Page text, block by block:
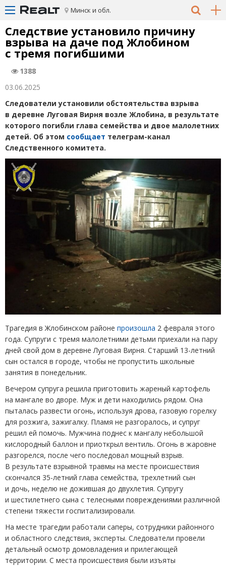
Минск и обл.
Следствие установило причину
взрыва на даче под Жлобином
с тремя погибшими
1388
03.06.2025
Следователи установили обстоятельства взрыва
в деревне Луговая Вирня возле Жлобина, в результате
которого погибли глава семейства и двое малолетних
детей. Об этом сообщает телеграм-канал
Следственного комитета.
Трагедия в Жлобинском районе произошла 2 февраля этого
года. Супруги с тремя малолетними детьми приехали на пару
дней свой дом в деревне Луговая Вирня. Старший 13-летний
сын остался в городе, чтобы не пропустить школьные
занятия в понедельник.
Вечером супруга решила приготовить жареный картофель
на мангале во дворе. Муж и дети находились рядом. Она
пыталась развести огонь, используя дрова, газовую горелку
для розжига, зажигалку. Пламя не разгоралось, и супруг
решил ей помочь. Мужчина поднес к мангалу небольшой
кислородный баллон и приоткрыл вентиль. Огонь в жаровне
разгорелся, после чего последовал мощный взрыв.
В результате взрывной травмы на месте происшествия
скончался 35-летний глава семейства, трехлетний сын
и дочь, неделю не дожившая до двухлетия. Супругу
и шестилетнего сына с телесными повреждениями различной
степени тяжести госпитализировали.
На месте трагедии работали саперы, сотрудники районного
и областного следствия, эксперты. Следователи провели
детальный осмотр домовладения и прилегающей
территории. С места происшествия были изъяты